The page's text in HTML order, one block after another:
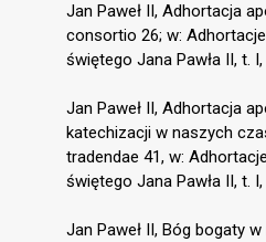
Jan Paweł II, Adhortacja
consortio 26; w:
świętego Jana Pawła II, t.
Jan Paweł II, Adhortacja
katechizacji w naszych
tradendae 41, w:
świętego Jana Pawła II, t.
Jan Paweł II, Bóg bogaty w